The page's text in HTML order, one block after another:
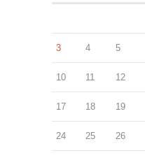
3 4 5
10 11 12
17 18 19
24 25 26